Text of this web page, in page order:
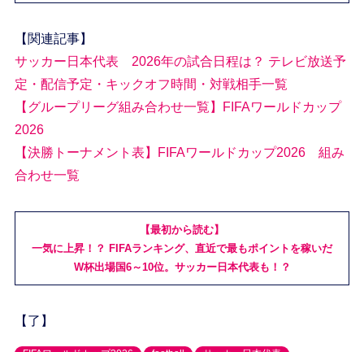
【関連記事】
サッカー日本代表 2026年の試合日程は？ テレビ放送予
定・配信予定・キックオフ時間・対戦相手一覧
【グループリーグ組み合わせ一覧】FIFAワールドカップ
2026
【決勝トーナメント表】FIFAワールドカップ2026 組み
合わせ一覧
【最初から読む】
一気に上昇！？ FIFAランキング、直近で最もポイントを稼いだ
W杯出場国6～10位。サッカー日本代表も！？
【了】